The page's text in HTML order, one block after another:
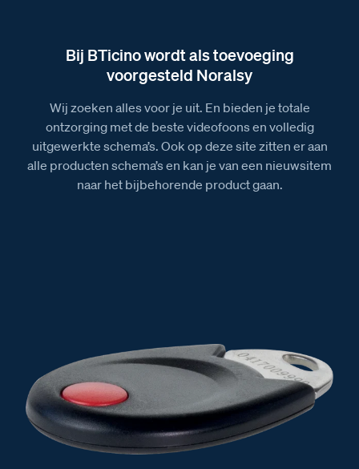
deurstation
Afbeelding van de audiokit A2 Serie 20A met 2 x T-
Bij BTicino wordt als toevoeging
voorgesteld Noralsy
Wij zoeken alles voor je uit. En bieden je totale
ontzorging met de beste videofoons en volledig
uitgewerkte schema’s. Ook op deze site zitten er aan
alle producten schema’s en kan je van een nieuwsitem
naar het bijbehorende product gaan.